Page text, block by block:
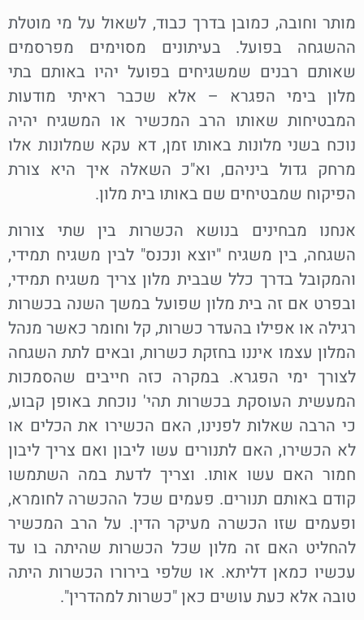
מותר וחובה, כמובן בדרך כבוד, לשאול על מי מוטלת
ההשגחה בפועל. בעיתונים מסוימים מפרסמים
שאותם רבנים שמשגיחים בפועל יהיו באותם בתי
מלון בימי הפגרא – אלא שכבר ראיתי מודעות
המבטיחות שאותו הרב המכשיר או המשגיח יהיה
נוכח בשני מלונות באותו זמן, דא עקא שמלונות אלו
מרחק גדול ביניהם, וא"כ השאלה איך היא צורת
הפיקוח שמבטיחים שם באותו בית מלון.
אנחנו מבחינים בנושא הכשרות בין שתי צורות
השגחה, בין משגיח "יוצא ונכנס" לבין משגיח תמידי,
והמקובל בדרך כלל שבבית מלון צריך משגיח תמידי,
ובפרט אם זה בית מלון שפועל במשך השנה בכשרות
רגילה או אפילו בהעדר כשרות, קל וחומר כאשר מנהל
המלון עצמו איננו בחזקת כשרות, ובאים לתת השגחה
לצורך ימי הפגרא. במקרה כזה חייבים שהסמכות
המעשית העוסקת בכשרות תהי' נוכחת באופן קבוע,
כי הרבה שאלות לפנינו, האם הכשירו את הכלים או
לא הכשירו, האם לתנורים עשו ליבון ואם צריך ליבון
חמור האם עשו אותו. וצריך לדעת במה השתמשו
קודם באותם תנורים. פעמים שכל ההכשרה לחומרא,
ופעמים שזו הכשרה מעיקר הדין. על הרב המכשיר
להחליט האם זה מלון שכל הכשרות שהיתה בו עד
עכשיו כמאן דליתא. או שלפי בירורו הכשרות היתה
טובה אלא כעת עושים כאן "כשרות למהדרין".